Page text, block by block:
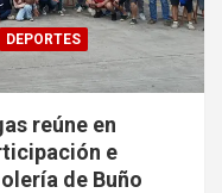
DEPORTES
reúne en
e
de Buño